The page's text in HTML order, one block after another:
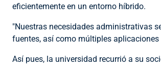
eficientemente en un entorno híbrido.
"Nuestras necesidades administrativas
fuentes, así como múltiples
Así pues, la universidad recurrió a su